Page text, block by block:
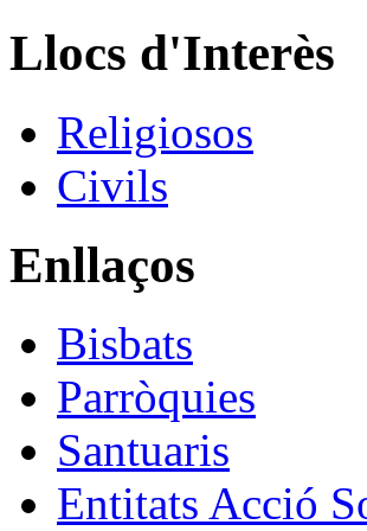
Llocs d'Interès
Religiosos
Civils
Enllaços
Bisbats
Parròquies
Santuaris
Entitats Acció